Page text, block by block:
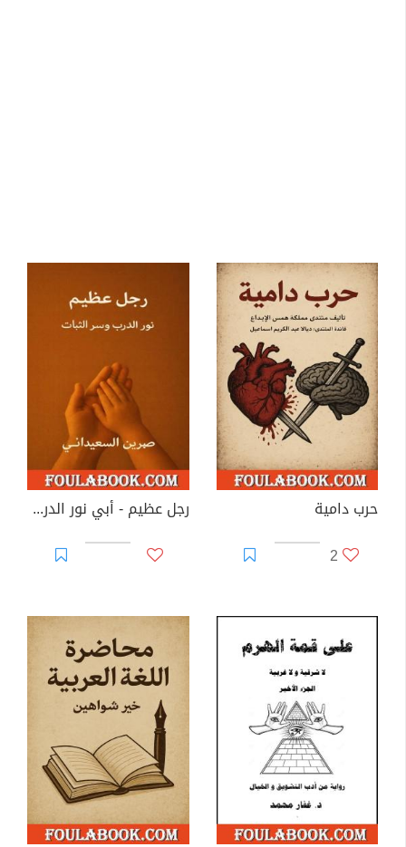
حرب دامية
2
رجل عظيم - أبي نور الدرب وسر الثبات